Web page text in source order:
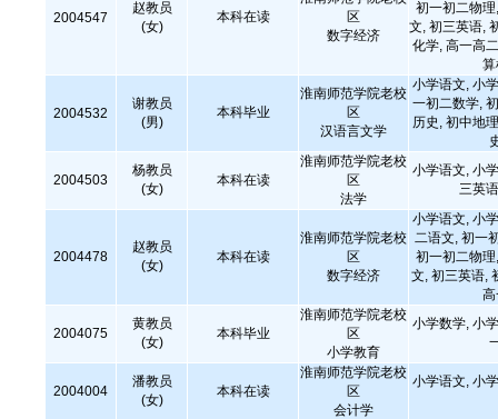
2004547
赵教员
(女)
本科在读
区
数字经济
初一初二物
文, 初三英语,
化学, 高一高
2004532
谢教员
(男)
本科毕业
淮南师范学院老校
区
汉语言文学
小学语文, 小
一初二数学,
历史, 初中地
2004503
杨教员
(女)
本科在读
淮南师范学院老校
区
法学
小学语文, 小
三英
2004478
赵教员
(女)
本科在读
淮南师范学院老校
区
数字经济
小学语文, 小
二语文, 初一
初一初二物
文, 初三英语,
2004075
黄教员
(女)
本科毕业
淮南师范学院老校
区
小学教育
小学数学, 小
2004004
潘教员
(女)
本科在读
淮南师范学院老校
区
会计学
小学语文, 小